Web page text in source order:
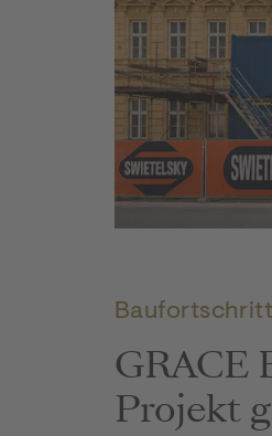
Baufortschritt
GRACE
Projekt